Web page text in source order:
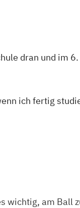
dran und im 6.
ich fertig
wichtig, am Ball